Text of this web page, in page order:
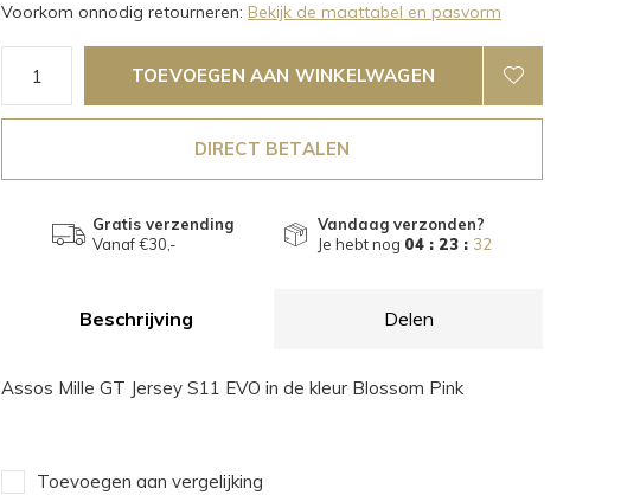
Voorkom onnodig retourneren: Bekijk de maattabel en pasvorm
TOEVOEGEN AAN WINKELWAGEN
DIRECT BETALEN
Gratis verzending
Vanaf €30,-
Vandaag verzonden?
Je hebt nog 04 : 23 : 32
Beschrijving Delen
Assos Mille GT Jersey S11 EVO in de kleur Blossom Pink
Toevoegen aan vergelijking